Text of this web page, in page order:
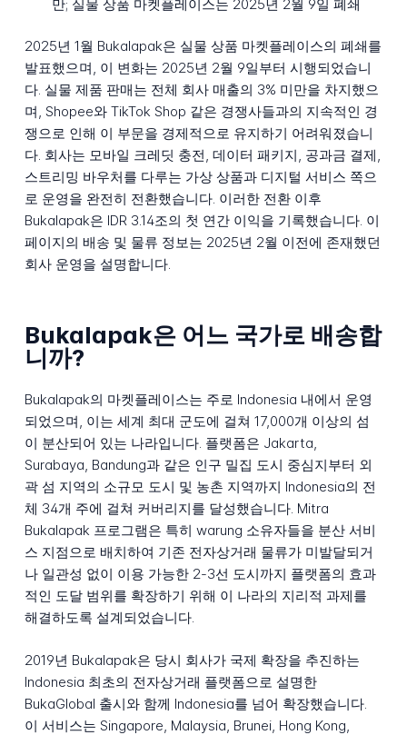
만; 실물 상품 마켓플레이스는 2025년 2월 9일 폐쇄
2025년 1월 Bukalapak은 실물 상품 마켓플레이스의 폐쇄를
발표했으며, 이 변화는 2025년 2월 9일부터 시행되었습니
다. 실물 제품 판매는 전체 회사 매출의 3% 미만을 차지했으
며, Shopee와 TikTok Shop 같은 경쟁사들과의 지속적인 경
쟁으로 인해 이 부문을 경제적으로 유지하기 어려워졌습니
다. 회사는 모바일 크레딧 충전, 데이터 패키지, 공과금 결제,
스트리밍 바우처를 다루는 가상 상품과 디지털 서비스 쪽으
로 운영을 완전히 전환했습니다. 이러한 전환 이후
Bukalapak은 IDR 3.14조의 첫 연간 이익을 기록했습니다. 이
페이지의 배송 및 물류 정보는 2025년 2월 이전에 존재했던
회사 운영을 설명합니다.
Bukalapak은 어느 국가로 배송합
니까?
Bukalapak의 마켓플레이스는 주로 Indonesia 내에서 운영
되었으며, 이는 세계 최대 군도에 걸쳐 17,000개 이상의 섬
이 분산되어 있는 나라입니다. 플랫폼은 Jakarta,
Surabaya, Bandung과 같은 인구 밀집 도시 중심지부터 외
곽 섬 지역의 소규모 도시 및 농촌 지역까지 Indonesia의 전
체 34개 주에 걸쳐 커버리지를 달성했습니다. Mitra
Bukalapak 프로그램은 특히 warung 소유자들을 분산 서비
스 지점으로 배치하여 기존 전자상거래 물류가 미발달되거
나 일관성 없이 이용 가능한 2-3선 도시까지 플랫폼의 효과
적인 도달 범위를 확장하기 위해 이 나라의 지리적 과제를
해결하도록 설계되었습니다.
2019년 Bukalapak은 당시 회사가 국제 확장을 추진하는
Indonesia 최초의 전자상거래 플랫폼으로 설명한
BukaGlobal 출시와 함께 Indonesia를 넘어 확장했습니다.
이 서비스는 Singapore, Malaysia, Brunei, Hong Kong,